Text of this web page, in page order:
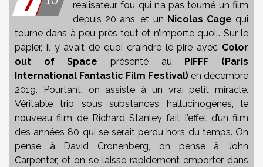
réalisateur fou qui n’a pas tourné un film
depuis 20 ans, et un Nicolas Cage qui
tourne dans à peu près tout et n’importe quoi… Sur le
papier, il y avait de quoi craindre le pire avec Color
out of Space présenté au PIFFF (Paris
International Fantastic Film Festival) en décembre
2019. Pourtant, on assiste à un vrai petit miracle.
Véritable trip sous substances hallucinogènes, le
nouveau film de Richard Stanley fait l’effet d’un film
des années 80 qui se serait perdu hors du temps. On
pense à David Cronenberg, on pense à John
Carpenter, et on se laisse rapidement emporter dans